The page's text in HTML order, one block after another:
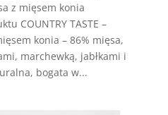
z mięsem konia
COUNTRY TASTE –
konia – 86% mięsa,
marchewką, jabłkami i
bogata w...